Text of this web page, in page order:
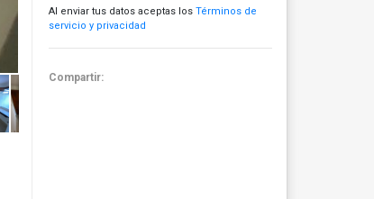
Al enviar tus datos aceptas los Términos de
servicio y privacidad
Compartir: